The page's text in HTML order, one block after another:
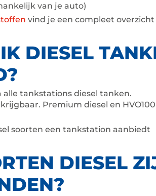
van je auto)
vind je een compleet
DIESEL
tankstations diesel tanken.
Premium diesel en
soorten een tankstation aanbiedt
DIESEL